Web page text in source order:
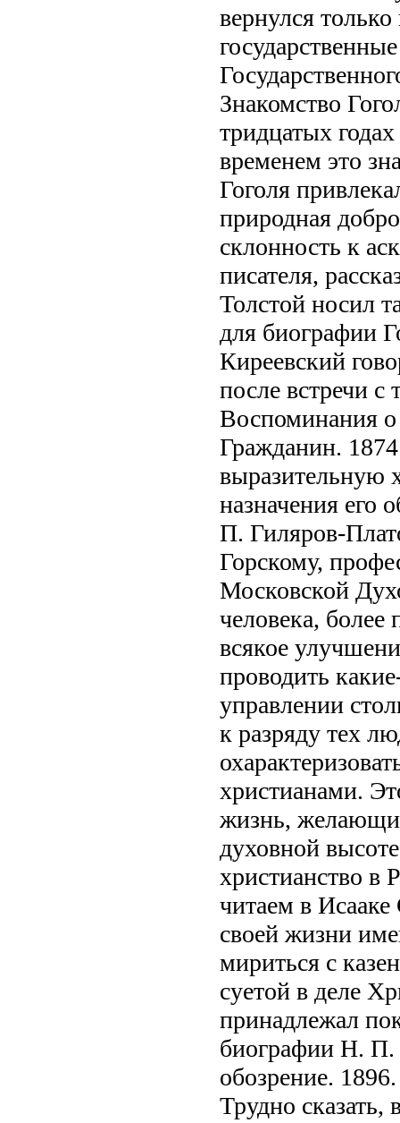
вернулся
Знакомство
тридцатых
временем это
Гоголя
природная
склонность к
писателя,
Толстой носил
для биографии
Киреевский
после встречи
Воспоминания о
Гражданин.
выразительную
назначения его
П. Гиляров-
Горскому,
Московской
человека, более
всякое
проводить
управлении
к разряду тех
христианами.
жизнь,
духовной
христианство в
читаем в
своей жизни
мириться с
суетой в деле
принадлежал
биографии Н. П.
обозрение.
Трудно сказать,